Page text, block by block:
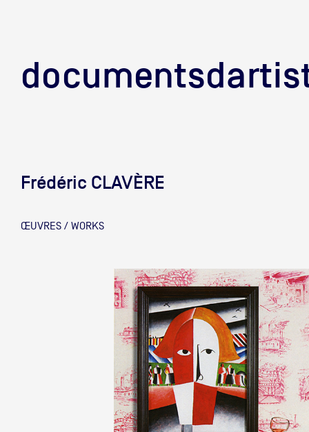
Équipe
Partenaires
Crédits
Frédéric CLAVÈRE
ŒUVRES / WORKS